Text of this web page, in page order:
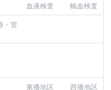
血液検査
輸血検査
・管
東播地区 西播地区